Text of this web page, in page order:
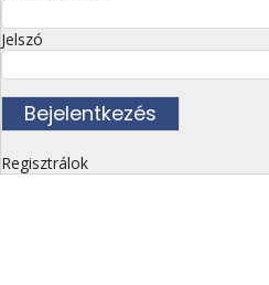
Jelszó
Regisztrálok